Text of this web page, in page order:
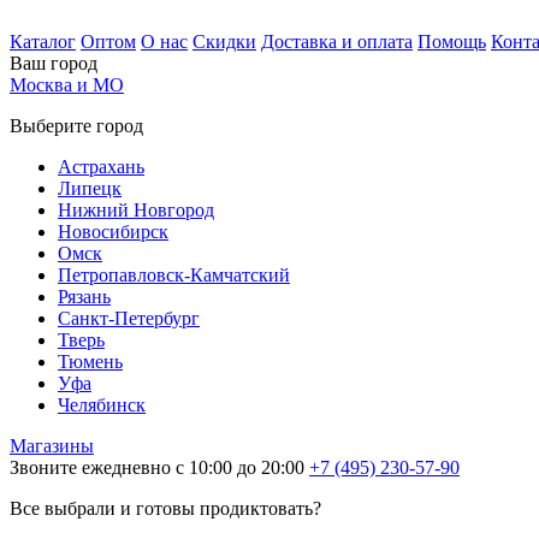
Каталог Оптом О нас Скидки Доставка и оплата Помощь
Ваш город
Москва и МО
Выберите город
Астрахань
Липецк
Нижний Новгород
Новосибирск
Омск
Петропавловск-Камчатский
Рязань
Санкт-Петербург
Тверь
Тюмень
Уфа
Челябинск
Магазины
Звоните ежедневно с 10:00 до 20:00 +7 (495) 230-57-90
Все выбрали и готовы продиктовать?